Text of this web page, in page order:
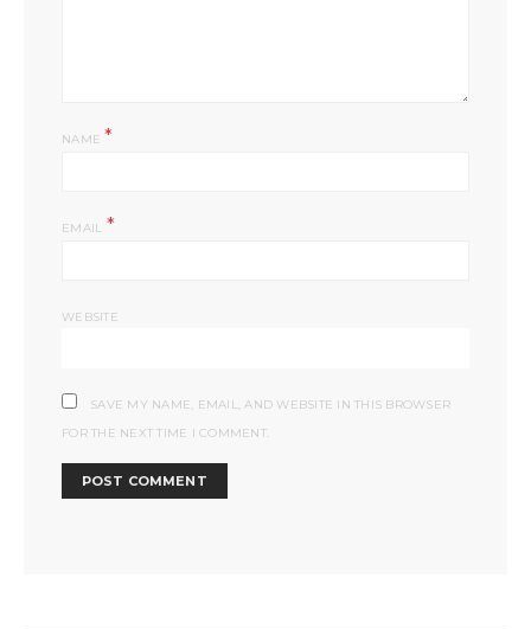
NAME*
EMAIL *
WEBSITE
SAVE MY NAME, EMAIL, AND WEBSITE IN THIS BROWSER
FOR THE NEXT TIME I COMMENT.